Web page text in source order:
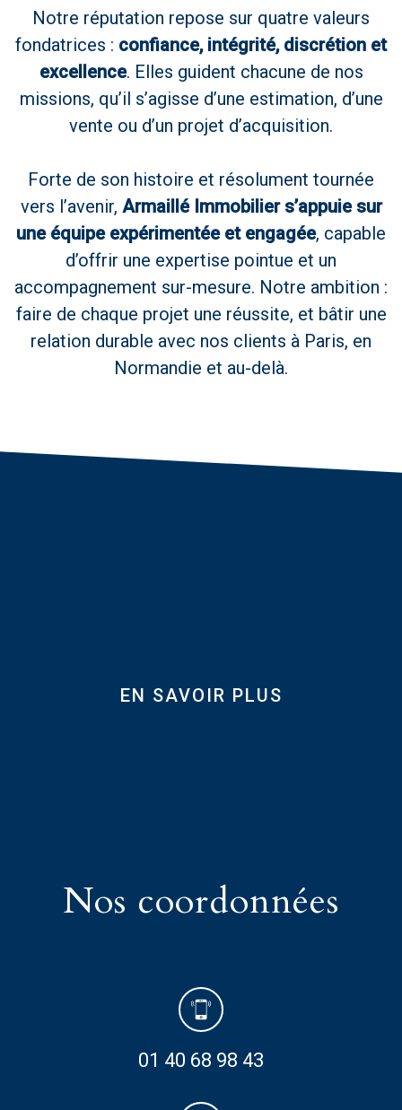
Notre réputation repose sur quatre valeurs
fondatrices : confiance, intégrité, discrétion et
excellence. Elles guident chacune de nos
missions, qu’il s’agisse d’une estimation, d’une
vente ou d’un projet d’acquisition.
Forte de son histoire et résolument tournée
vers l’avenir, Armaillé Immobilier s’appuie sur
une équipe expérimentée et engagée, capable
d’offrir une expertise pointue et un
accompagnement sur-mesure. Notre ambition :
faire de chaque projet une réussite, et bâtir une
relation durable avec nos clients à Paris, en
Normandie et au-delà.
EN SAVOIR PLUS
nos coordonnées
01 40 68 98 43